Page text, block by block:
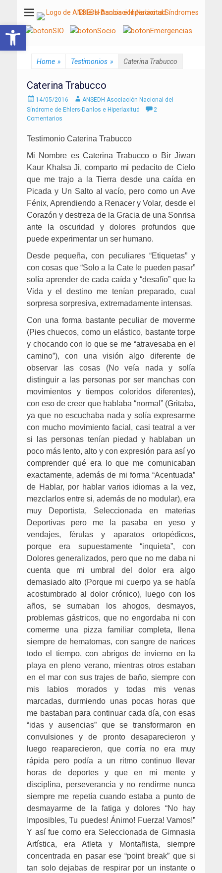
ANSEDH
Asociación Nacional del Síndrome de Ehlers-Danlos e Hiperlaxitud
Home » Testimonios » Caterina Trabucco
Caterina Trabucco
Enviado
el
14/05/2016 AutorANSEDH Asociación Nacional del
Síndrome de Ehlers-Danlos e Hiperlaxitud
2
Comentarios
Testimonio Caterina Trabucco
Mi Nombre es Caterina Trabucco o Bir Jiwan
Kaur Khalsa Ji, comparto mi pedacito de Cielo
que me trajo a la Tierra desde una caída en
Picada y Un Salto al vacío, pero como un Ave
Fénix, Aprendiendo a Renacer y Volar, desde el
Corazón y destreza de la Gracia de una Sonrisa
ante la oscuridad y dolores profundos que
puede experimentar un ser humano.
Desde pequeña, con peculiares “Etiquetas” y
con cosas que “Solo a la Cate le pueden pasar”
solía aprender de cada caída y “desafío” que la
Vida y el destino me tenían preparado, cual
sorpresa sorpresiva, extremadamente intensas.
Con una forma bastante peculiar de moverme
(Pies chuecos, como un elástico, bastante torpe
y chocando con lo que se me “atravesaba en el
camino”), con una visión algo diferente de
observar las cosas (No veía nada y solía
distinguir a las personas por ser manchas con
movimientos y tiempos coloridos diferentes),
con eso de creer que hablaba “normal” (Gritaba,
ya que no escuchaba nada y solía expresarme
con mucho movimiento facial, casi teatral a ver
si las personas tenían piedad y hablaban un
poco más lento, alto y con expresión para así yo
comprender qué era lo que me comunicaban
exactamente, además de mi forma “Acentuada”
de Hablar, por hablar varios idiomas a la vez,
mezclarlos entre si, además de no modular), era
muy Deportista, Seleccionada en materias
Deportivas pero me la pasaba en yeso y
vendajes, férulas y aparatos ortopédicos,
porque era supuestamente “inquieta”, con
Dolores generalizados, pero que no me daba ni
cuenta que mi umbral del dolor era algo
demasiado alto (Porque mi cuerpo ya se había
acostumbrado al dolor crónico), luego con los
años, se sumaban los ahogos, desmayos,
problemas gástricos, que no engordaba ni con
comerme una pizza familiar completa, llena
siempre de hematomas, con sangre de narices
todo el tiempo, con abrigos de invierno en la
playa en pleno verano, mientras otros estaban
en el mar con sus trajes de baño, siempre con
mis labios morados y todas mis venas
marcadas, durmiendo unas pocas horas que
me bastaban para continuar cada día, con esas
“idas y ausencias” que se transformaron en
convulsiones y de pronto desaparecieron y
luego reaparecieron, que corría no era muy
rápida pero podía a un ritmo continuo llevar
horas de deportes y que en mi mente y
disciplina, perseverancia y no rendirme nunca
siempre me repetía cuando estaba a punto de
desmayarme de la fatiga y dolores “No hay
Imposibles, Tu puedes! Ánimo! Fuerza! Vamos!”
Y así fue como era Seleccionada de Gimnasia
Artística, era Atleta y Montañista, siempre
concentrada en pasar ese “point break” que si
tan solo dejabas de respirar por un instante o
Abrir barra de herramientas